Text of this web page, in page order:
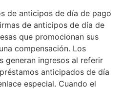
de anticipos de día de pago
de anticipos de día de
que promocionan sus
compensación. Los
generan ingresos al referir
anticipados de día
especial. Cuando el